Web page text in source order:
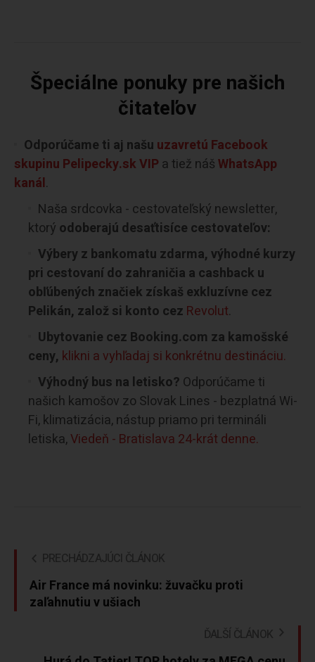
Špeciálne ponuky pre našich
čitateľov
Odporúčame ti aj našu uzavretú Facebook
skupinu Pelipecky.sk VIP a tiež nášWhatsApp
kanál.
Naša srdcovka - cestovateľský newsletter,
ktorý odoberajú desaťtisíce cestovateľov:
Výbery z bankomatu zdarma, výhodné kurzy
pri cestovaní do zahraničia a cashback u
obľúbených značiek získaš exkluzívne cez
Pelikán, založ si konto cez Revolut.
Ubytovanie cez Booking.com za kamošské
ceny, klikni a vyhľadaj si konkrétnu destináciu.
Výhodný bus na letisko? Odporúčame ti
našich kamošov zo Slovak Lines - bezplatná Wi-
Fi, klimatizácia, nástup priamo pri termináli
letiska,Viedeň - Bratislava 24-krát denne.
PRECHÁDZAJÚCI ČLÁNOK
Air France má novinku: žuvačku proti
zaľahnutiu v ušiach
ĎALŠÍ ČLÁNOK